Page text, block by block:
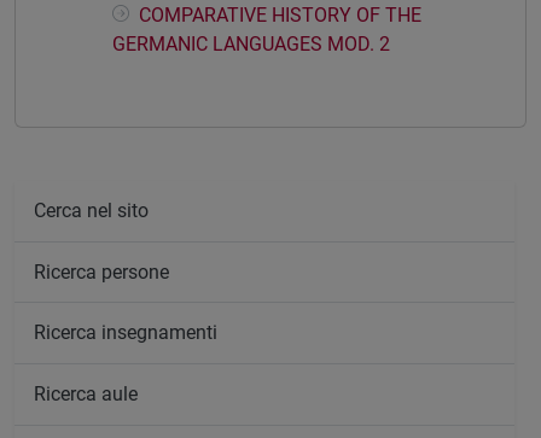
COMPARATIVE HISTORY OF THE
GERMANIC LANGUAGES MOD. 2
Cerca nel sito
Ricerca persone
Ricerca insegnamenti
Ricerca aule